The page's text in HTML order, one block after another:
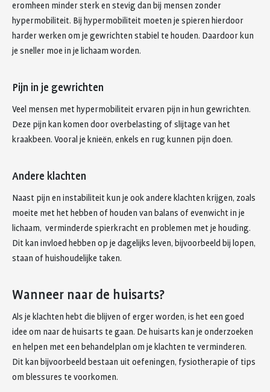
eromheen minder sterk en stevig dan bij mensen zonder
hypermobiliteit. Bij hypermobiliteit moeten je spieren hierdoor
harder werken om je gewrichten stabiel te houden. Daardoor kun
je sneller moe in je lichaam worden.
Pijn in je gewrichten
Veel mensen met hypermobiliteit ervaren pijn in hun gewrichten.
Deze pijn kan komen door overbelasting of slijtage van het
kraakbeen. Vooral je knieën, enkels en rug kunnen pijn doen.
Andere klachten
Naast pijn en instabiliteit kun je ook andere klachten krijgen, zoals
moeite met het hebben of houden van balans of evenwicht in je
lichaam, verminderde spierkracht en problemen met je houding.
Dit kan invloed hebben op je dagelijks leven, bijvoorbeeld bij lopen,
staan of huishoudelijke taken.
Wanneer naar de huisarts?
Als je klachten hebt die blijven of erger worden, is het een goed
idee om naar de huisarts te gaan. De huisarts kan je onderzoeken
en helpen met een behandelplan om je klachten te verminderen.
Dit kan bijvoorbeeld bestaan uit oefeningen, fysiotherapie of tips
om blessures te voorkomen.